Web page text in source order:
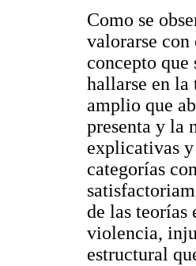
Como se
valorarse con
concepto
hallarse en la
amplio que
presenta y la
explicativas
categorías
de las teorías
violencia,
estructural